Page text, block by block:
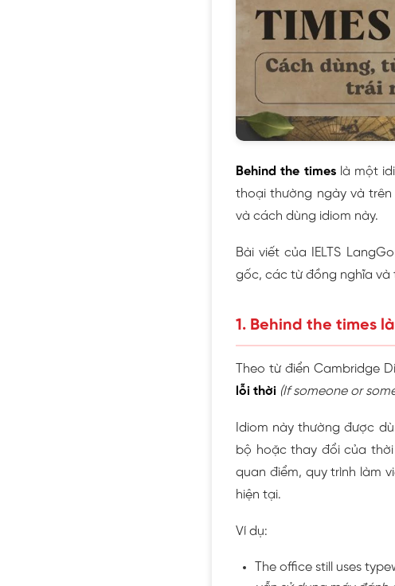
Behind the timeslà một
thoại thường ngày và trên
và cách dùng idiom này.
Bài viết của IELTS
gốc, các từ đồng nghĩa và
1. Behind the times
Theo từ điển Cambridge
lỗi thời (If someone or
Idiom này thường được
bộ hoặc thay đổi của
quan điểm, quy trình làm
hiện tại.
Ví dụ:
The office still uses